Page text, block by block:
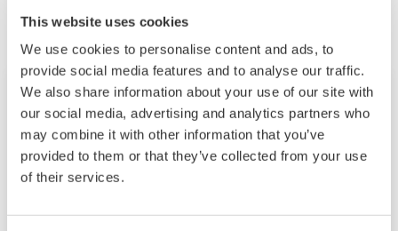
This website uses cookies
We use cookies to personalise content and ads, to
provide social media features and to analyse our traffic.
We also share information about your use of our site with
our social media, advertising and analytics partners who
may combine it with other information that you’ve
provided to them or that they’ve collected from your use
of their services.